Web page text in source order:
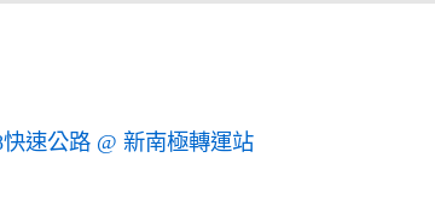
速公路 @ 新南極轉運站